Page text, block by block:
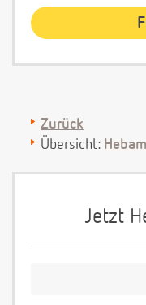
Zurück
Übersicht:
Jetzt